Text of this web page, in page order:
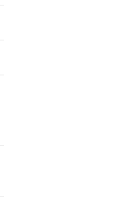
las Microalgas
la Ingeniería